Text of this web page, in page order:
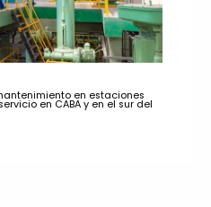
en estaciones
en CABA y en el sur del